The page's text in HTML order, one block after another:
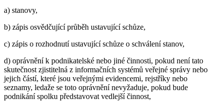
a) stanovy,
b) zápis osvědčující průběh ustavující schůze,
c) zápis o rozhodnutí ustavující schůze o schválení stanov,
d) oprávnění k podnikatelské nebo jiné činnosti, pokud není tato
skutečnost zjistitelná z informačních systémů veřejné správy nebo
jejich částí, které jsou veřejnými evidencemi, rejstříky nebo
seznamy, ledaže se toto oprávnění nevyžaduje, pokud bude
podnikání spolku představovat vedlejší činnost,